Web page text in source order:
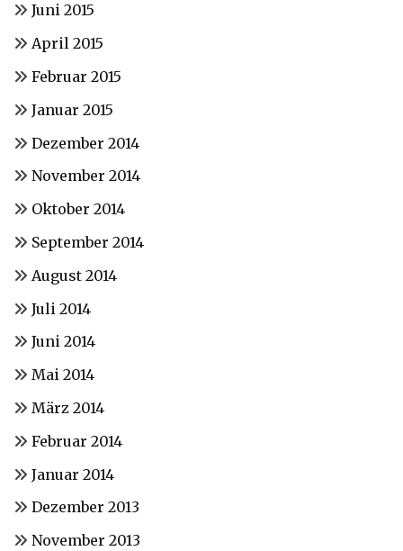
Juni 2015
April 2015
Februar 2015
Januar 2015
Dezember 2014
November 2014
Oktober 2014
September 2014
August 2014
Juli 2014
Juni 2014
Mai 2014
März 2014
Februar 2014
Januar 2014
Dezember 2013
November 2013